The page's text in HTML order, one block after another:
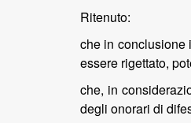
Ritenuto:
che in conclusione
essere rigettato,
che, in
degli onorari di